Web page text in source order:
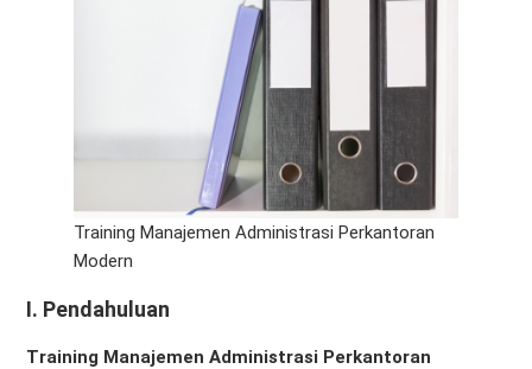
Training Manajemen Administrasi Perkantoran
Modern
I. Pendahuluan
Training Manajemen Administrasi Perkantoran